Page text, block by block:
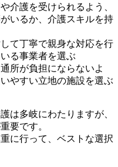
介護を受けられるよう、
いるか、介護スキルを持
て丁寧で親身な対応を行
る事業者を選ぶ
所が負担にならないよ
やすい立地の施設を選ぶ
は多岐にわたりますが、
要です。
に行って、ベストな選択